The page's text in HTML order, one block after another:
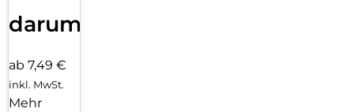
darum!
ab 7,49 €
inkl. MwSt.
Mehr